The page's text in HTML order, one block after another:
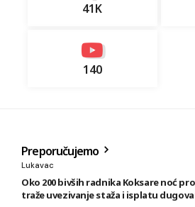
41K
140
Preporučujemo
Lukavac
Oko 200 bivših radnika Koksare noć
traže uvezivanje staža i isplatu